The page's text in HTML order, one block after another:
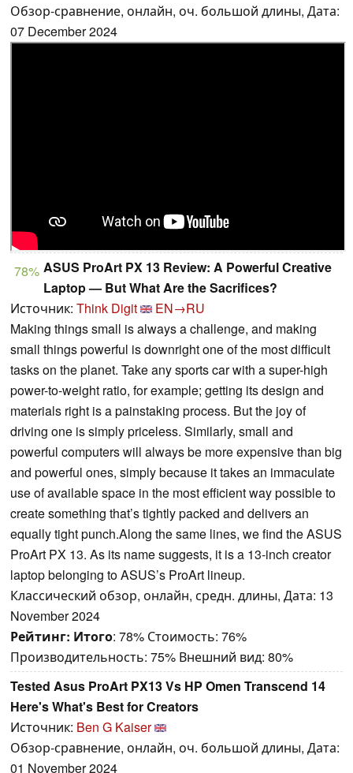
Обзор-сравнение, онлайн, оч. большой длины, Дата:
07 December 2024
78% ASUS ProArt PX 13 Review: A Powerful Creative
Laptop — But What Are the Sacrifices?
Источник: Think Digit
EN→RU
Making things small is always a challenge, and making
small things powerful is downright one of the most difficult
tasks on the planet. Take any sports car with a super-high
power-to-weight ratio, for example; getting its design and
materials right is a painstaking process. But the joy of
driving one is simply priceless. Similarly, small and
powerful computers will always be more expensive than big
and powerful ones, simply because it takes an immaculate
use of available space in the most efficient way possible to
create something that’s tightly packed and delivers an
equally tight punch.Along the same lines, we find the ASUS
ProArt PX 13. As its name suggests, it is a 13-inch creator
laptop belonging to ASUS’s ProArt lineup.
Классический обзор, онлайн, средн. длины, Дата: 13
November 2024
Рейтинг: Итого: 78% Стоимость: 76%
Производительность: 75% Внешний вид: 80%
Tested Asus ProArt PX13 Vs HP Omen Transcend 14
Here's What's Best for Creators
Источник: Ben G Kaiser
Обзор-сравнение, онлайн, оч. большой длины, Дата:
01 November 2024